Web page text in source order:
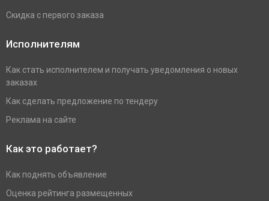
Скидка с первого заказа
Исполнителям
Как стать исполнителем и получать уведомления о новых
заказах
Как сделать предложение по тендеру
Реклама на сайте
Как это работает?
Как поднять объявление
Оценка рейтинга размещенных